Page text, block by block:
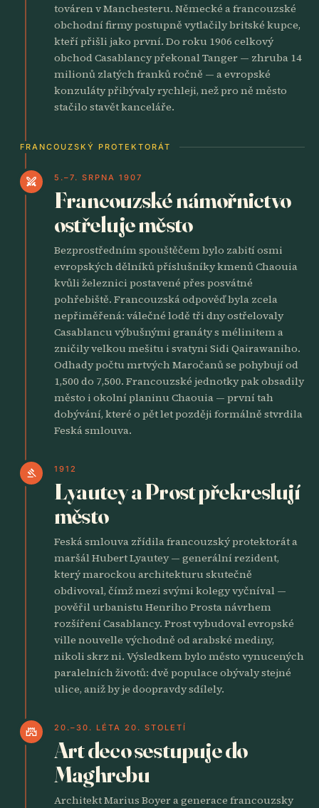
továren v Manchesteru. Německé a francouzské
obchodní firmy postupně vytlačily britské kupce,
kteří přišli jako první. Do roku 1906 celkový
obchod Casablancy překonal Tanger — zhruba 14
milionů zlatých franků ročně — a evropské
konzuláty přibývaly rychleji, než pro ně město
stačilo stavět kanceláře.
FRANCOUZSKÝ PROTEKTORÁT
swords 5.–7. SRPNA 1907
Francouzské námořnictvo
ostřeluje město
Bezprostředním spouštěčem bylo zabití osmi
evropských dělníků příslušníky kmenů Chaouia
kvůli železnici postavené přes posvátné
pohřebiště. Francouzská odpověď byla zcela
nepřiměřená: válečné lodě tři dny ostřelovaly
Casablancu výbušnými granáty s mélinitem a
zničily velkou mešitu i svatyni Sidi Qairawaniho.
Odhady počtu mrtvých Maročanů se pohybují od
1,500 do 7,500. Francouzské jednotky pak obsadily
město i okolní planinu Chaouia — první tah
dobývání, které o pět let později formálně stvrdila
Feská smlouva.
gavel 1912
Lyautey a Prost překreslují
město
Feská smlouva zřídila francouzský protektorát a
maršál Hubert Lyautey — generální rezident,
který marockou architekturu skutečně
obdivoval, čímž mezi svými kolegy vyčníval —
pověřil urbanistu Henriho Prosta návrhem
rozšíření Casablancy. Prost vybudoval evropské
ville nouvelle východně od arabské mediny,
nikoli skrz ni. Výsledkem bylo město vynucených
paralelních životů: dvě populace obývaly stejné
ulice, aniž by je doopravdy sdílely.
castle 20.–30. LÉTA 20. STOLETÍ
Art deco sestupuje do
Maghrebu
Architekt Marius Boyer a generace francouzsky